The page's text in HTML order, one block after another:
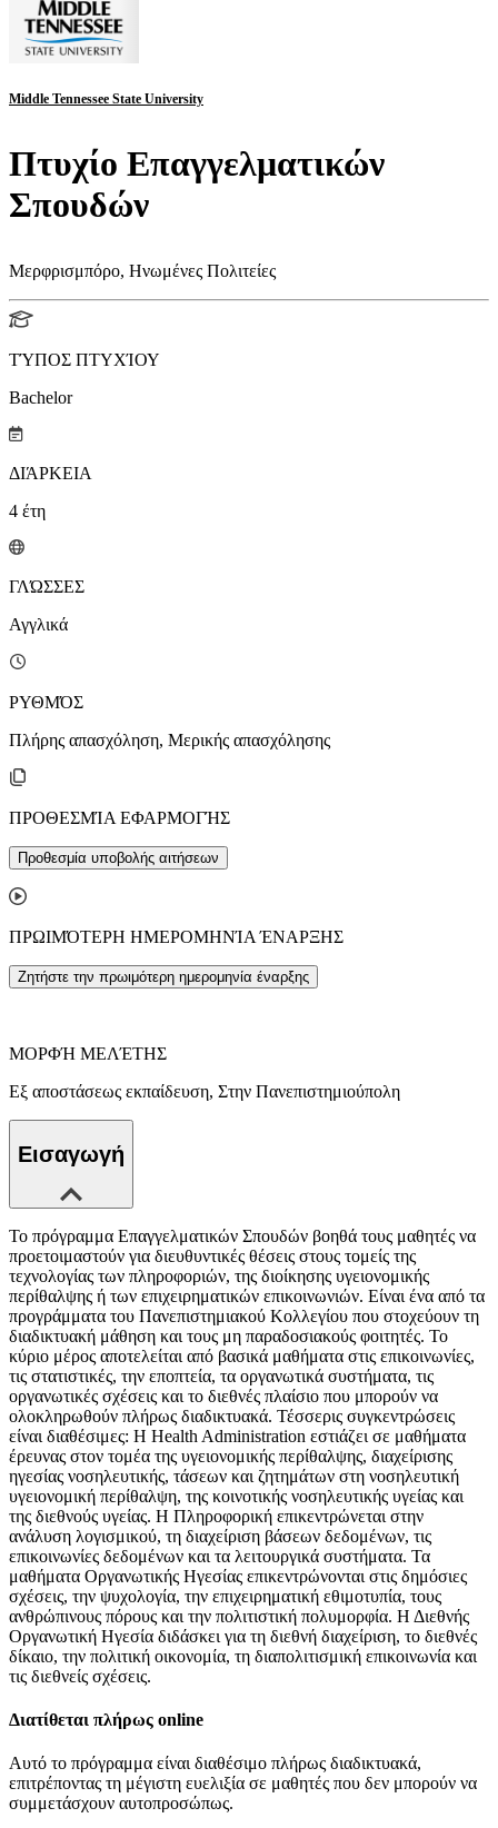
Middle Tennessee State University
Πτυχίο Επαγγελματικών
Σπουδών
Μερφρισμπόρο, Ηνωμένες Πολιτείες
ΤΎΠΟΣ ΠΤΥΧΊΟΥ
Bachelor
ΔΙΆΡΚΕΙΑ
4 έτη
ΓΛΏΣΣΕΣ
Αγγλικά
ΡΥΘΜΌΣ
Πλήρης απασχόληση, Μερικής απασχόλησης
ΠΡΟΘΕΣΜΊΑ ΕΦΑΡΜΟΓΉΣ
Προθεσμία υποβολής αιτήσεων
ΠΡΩΙΜΌΤΕΡΗ ΗΜΕΡΟΜΗΝΊΑ ΈΝΑΡΞΗΣ
Ζητήστε την πρωιμότερη ημερομηνία έναρξης
ΜΟΡΦΉ ΜΕΛΈΤΗΣ
Εξ αποστάσεως εκπαίδευση, Στην Πανεπιστημιούπολη
Εισαγωγή
Το πρόγραμμα Επαγγελματικών Σπουδών βοηθά τους μαθητές να
προετοιμαστούν για διευθυντικές θέσεις στους τομείς της
τεχνολογίας των πληροφοριών, της διοίκησης υγειονομικής
περίθαλψης ή των επιχειρηματικών επικοινωνιών. Είναι ένα από τα
προγράμματα του Πανεπιστημιακού Κολλεγίου που στοχεύουν τη
διαδικτυακή μάθηση και τους μη παραδοσιακούς φοιτητές. Το
κύριο μέρος αποτελείται από βασικά μαθήματα στις επικοινωνίες,
τις στατιστικές, την εποπτεία, τα οργανωτικά συστήματα, τις
οργανωτικές σχέσεις και το διεθνές πλαίσιο που μπορούν να
ολοκληρωθούν πλήρως διαδικτυακά. Τέσσερις συγκεντρώσεις
είναι διαθέσιμες: Η Health Administration εστιάζει σε μαθήματα
έρευνας στον τομέα της υγειονομικής περίθαλψης, διαχείρισης
ηγεσίας νοσηλευτικής, τάσεων και ζητημάτων στη νοσηλευτική
υγειονομική περίθαλψη, της κοινοτικής νοσηλευτικής υγείας και
της διεθνούς υγείας. Η Πληροφορική επικεντρώνεται στην
ανάλυση λογισμικού, τη διαχείριση βάσεων δεδομένων, τις
επικοινωνίες δεδομένων και τα λειτουργικά συστήματα. Τα
μαθήματα Οργανωτικής Ηγεσίας επικεντρώνονται στις δημόσιες
σχέσεις, την ψυχολογία, την επιχειρηματική εθιμοτυπία, τους
ανθρώπινους πόρους και την πολιτιστική πολυμορφία. Η Διεθνής
Οργανωτική Ηγεσία διδάσκει για τη διεθνή διαχείριση, το διεθνές
δίκαιο, την πολιτική οικονομία, τη διαπολιτισμική επικοινωνία και
τις διεθνείς σχέσεις.
Διατίθεται πλήρως online
Αυτό το πρόγραμμα είναι διαθέσιμο πλήρως διαδικτυακά,
επιτρέποντας τη μέγιστη ευελιξία σε μαθητές που δεν μπορούν να
συμμετάσχουν αυτοπροσώπως.